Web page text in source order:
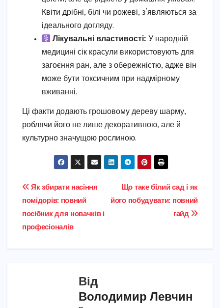
Квіти дрібні, білі чи рожеві, з’являються за
ідеального догляду.
Лікувальні властивості: У народній
медицині сік красули використовують для
загоєння ран, але з обережністю, адже він
може бути токсичним при надмірному
вживанні.
Ці факти додають грошовому дереву шарму,
роблячи його не лише декоративною, але й
культурно значущою рослиною.
Навігація
записів
Що таке білий сад і як
його побудувати: повний
гайд
Як збирати насіння
помідорів: повний
посібник для новачків і
професіоналів
Від
Володимир Левчин